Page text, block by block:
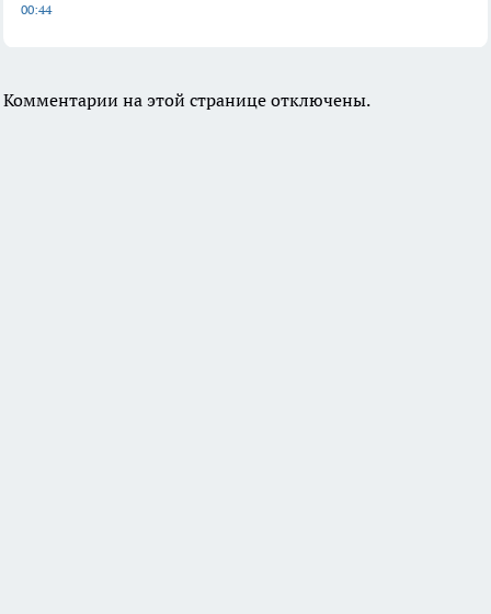
00:44
Комментарии на этой странице отключены.